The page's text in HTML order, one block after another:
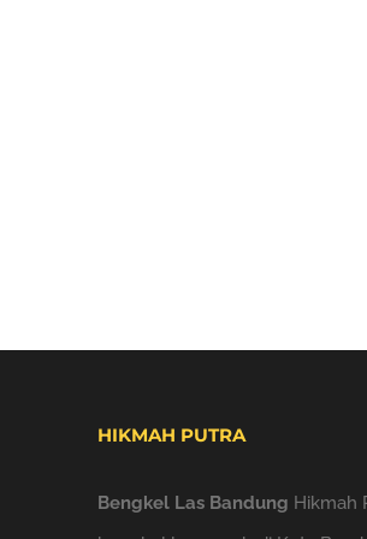
HIKMAH PUTRA
Bengkel Las Bandung Hikmah